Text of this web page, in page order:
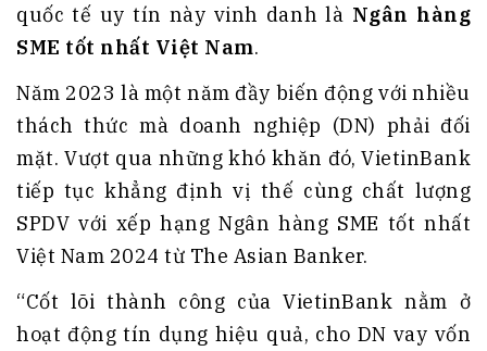
quốc tế uy tín này vinh danh là Ngân hàng
SME tốt nhất Việt Nam.
Năm 2023 là một năm đầy biến động với nhiều
thách thức mà doanh nghiệp (DN) phải đối
mặt. Vượt qua những khó khăn đó, VietinBank
tiếp tục khẳng định vị thế cùng chất lượng
SPDV với xếp hạng Ngân hàng SME tốt nhất
Việt Nam 2024 từ The Asian Banker.
“Cốt lõi thành công của VietinBank nằm ở
hoạt động tín dụng hiệu quả, cho DN vay vốn